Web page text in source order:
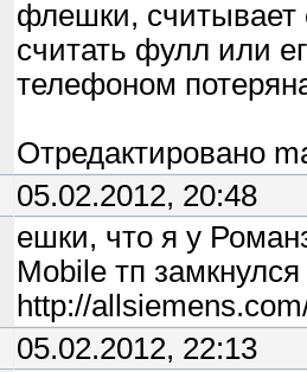
флешки,
считать фулл или
телефоном
Отредактировано
05.02.2012, 20:48
ешки, что я у
Mobile тп замкнулся
http://
05.02.2012, 22:13